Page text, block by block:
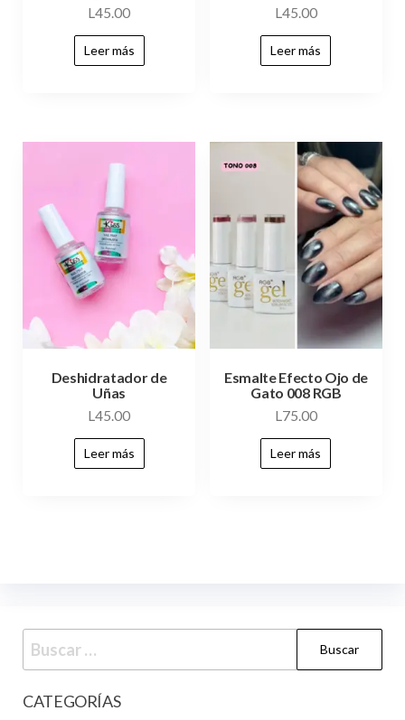
L45.00
Leer más
L45.00
Leer más
Deshidratador de
Uñas
L45.00
Leer más
Esmalte Efecto Ojo de
Gato 008 RGB
L75.00
Leer más
CATEGORÍAS